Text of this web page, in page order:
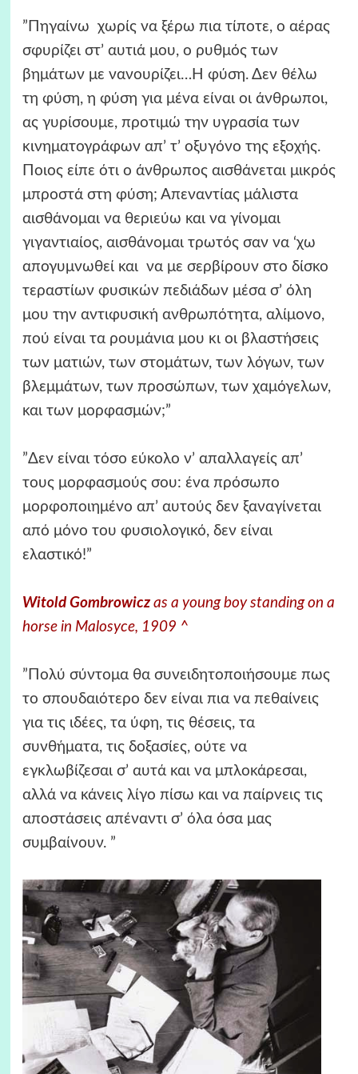
”Πηγαίνω χωρίς να ξέρω πια τίποτε, ο αέρας
σφυρίζει στ’ αυτιά μου, ο ρυθμός των
βημάτων με νανουρίζει…Η φύση. Δεν θέλω
τη φύση, η φύση για μένα είναι οι άνθρωποι,
ας γυρίσουμε, προτιμώ την υγρασία των
κινηματογράφων απ’ τ’ οξυγόνο της εξοχής.
Ποιος είπε ότι ο άνθρωπος αισθάνεται μικρός
μπροστά στη φύση; Απεναντίας μάλιστα
αισθάνομαι να θεριεύω και να γίνομαι
γιγαντιαίος, αισθάνομαι τρωτός σαν να ‘χω
απογυμνωθεί και να με σερβίρουν στο δίσκο
τεραστίων φυσικών πεδιάδων μέσα σ’ όλη
μου την αντιφυσική ανθρωπότητα, αλίμονο,
πού είναι τα ρουμάνια μου κι οι βλαστήσεις
των ματιών, των στομάτων, των λόγων, των
βλεμμάτων, των προσώπων, των χαμόγελων,
και των μορφασμών;”
”Δεν είναι τόσο εύκολο ν’ απαλλαγείς απ’
τους μορφασμούς σου: ένα πρόσωπο
μορφοποιημένο απ’ αυτούς δεν ξαναγίνεται
από μόνο του φυσιολογικό, δεν είναι
ελαστικό!”
Witold Gombrowiczas a young boy standing on a
horse in Malosyce, 1909 ^
”Πολύ σύντομα θα συνειδητοποιήσουμε πως
το σπουδαιότερο δεν είναι πια να πεθαίνεις
για τις ιδέες, τα ύφη, τις θέσεις, τα
συνθήματα, τις δοξασίες, ούτε να
εγκλωβίζεσαι σ’ αυτά και να μπλοκάρεσαι,
αλλά να κάνεις λίγο πίσω και να παίρνεις τις
αποστάσεις απέναντι σ’ όλα όσα μας
συμβαίνουν. ”